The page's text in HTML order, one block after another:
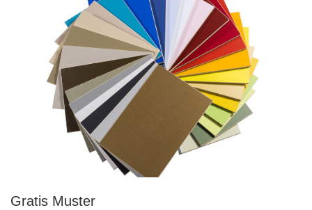
Gratis Muster